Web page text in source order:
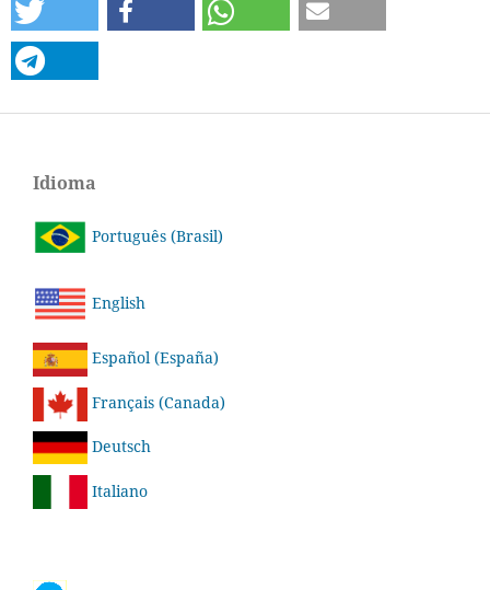
Idioma
Português (Brasil)
English
Español (España)
Français (Canada)
Deutsch
Italiano